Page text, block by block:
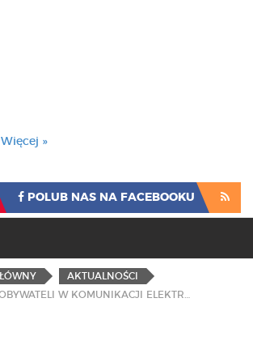
Więcej »
POLUB NAS NA FACEBOOKU
AKTUALNOŚCI